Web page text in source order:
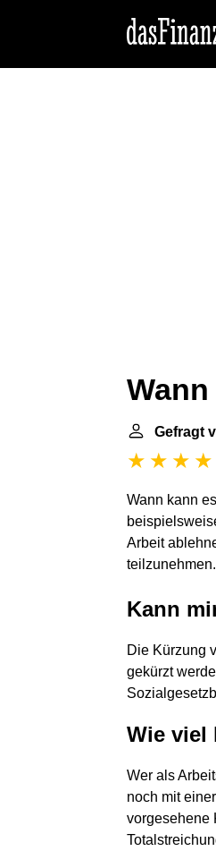
Gefragt
Wann kann
Arbeit
teilzunehmen.
Kann
Die Kürzung
gekürzt
Wie viel
Wer als
noch mit
vorgesehene